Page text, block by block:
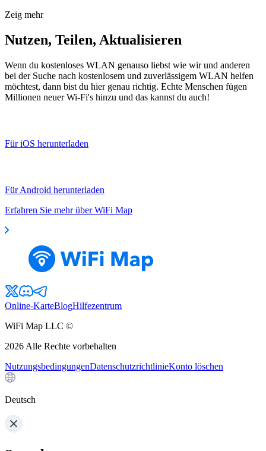
Zeig mehr
Nutzen, Teilen, Aktualisieren
Wenn du kostenloses WLAN genauso liebst wie wir und anderen
bei der Suche nach kostenlosem und zuverlässigem WLAN helfen
möchtest, dann bist du hier genau richtig. Echte Menschen fügen
Millionen neuer Wi-Fi's hinzu und das kannst du auch!
Für iOS herunterladen
Für Android herunterladen
Erfahren Sie mehr über WiFi Map
Online-KarteBlogHilfezentrum
WiFi Map LLC ©
2026 Alle Rechte vorbehalten
NutzungsbedingungenDatenschutzrichtlinieKonto löschen
Deutsch